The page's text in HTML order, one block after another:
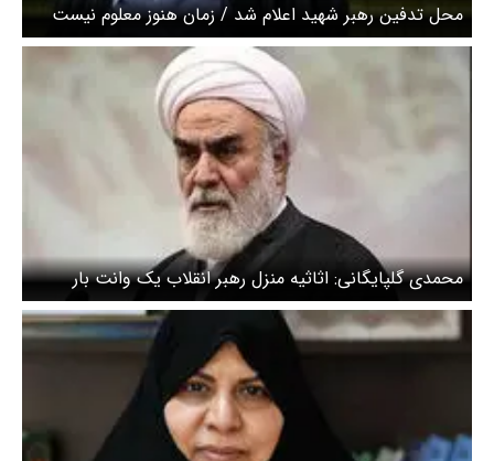
محل تدفین رهبر شهید اعلام شد / زمان هنوز معلوم نیست
محمدی گلپایگانی: اثاثیه منزل رهبر انقلاب یک وانت بار
بیشتر نبود